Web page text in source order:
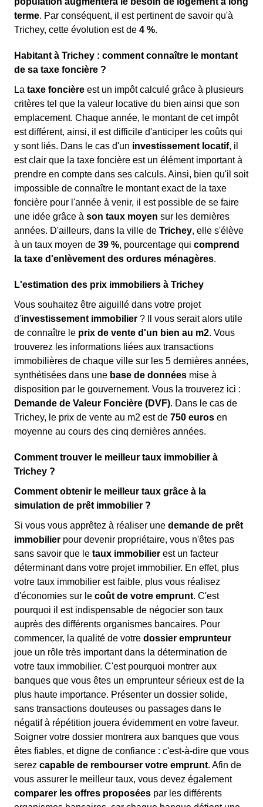
terme. Par conséquent, il est pertinent de savoir qu'à
Trichey, cette évolution est de 4 %.
Habitant à Trichey : comment connaître le montant
de sa taxe foncière ?
La taxe foncière est un impôt calculé grâce à plusieurs
critères tel que la valeur locative du bien ainsi que son
emplacement. Chaque année, le montant de cet impôt
est différent, ainsi, il est difficile d'anticiper les coûts qui
y sont liés. Dans le cas d'un investissement locatif, il
est clair que la taxe foncière est un élément important à
prendre en compte dans ses calculs. Ainsi, bien qu'il soit
impossible de connaître le montant exact de la taxe
foncière pour l'année à venir, il est possible de se faire
une idée grâce à son taux moyen sur les dernières
années. D'ailleurs, dans la ville de Trichey, elle s'élève
à un taux moyen de 39 %, pourcentage qui comprend
la taxe d'enlèvement des ordures ménagères.
L'estimation des prix immobiliers à Trichey
Vous souhaitez être aiguillé dans votre projet
d'investissement immobilier ? Il vous serait alors utile
de connaître le prix de vente d'un bien au m2. Vous
trouverez les informations liées aux transactions
immobilières de chaque ville sur les 5 dernières années,
synthétisées dans une base de données mise à
disposition par le gouvernement. Vous la trouverez ici :
Demande de Valeur Foncière (DVF). Dans le cas de
Trichey, le prix de vente au m2 est de 750 euros en
moyenne au cours des cinq dernières années.
Comment trouver le meilleur taux immobilier à
Trichey ?
Comment obtenir le meilleur taux grâce à la
simulation de prêt immobilier ?
Si vous vous apprêtez à réaliser une demande de prêt
immobilier pour devenir propriétaire, vous n'êtes pas
sans savoir que le taux immobilier est un facteur
déterminant dans votre projet immobilier. En effet, plus
votre taux immobilier est faible, plus vous réalisez
d'économies sur le coût de votre emprunt. C'est
pourquoi il est indispensable de négocier son taux
auprès des différents organismes bancaires. Pour
commencer, la qualité de votre dossier emprunteur
joue un rôle très important dans la détermination de
votre taux immobilier. C'est pourquoi montrer aux
banques que vous êtes un emprunteur sérieux est de la
plus haute importance. Présenter un dossier solide,
sans transactions douteuses ou passages dans le
négatif à répétition jouera évidemment en votre faveur.
Soigner votre dossier montrera aux banques que vous
êtes fiables, et digne de confiance : c'est-à-dire que vous
serez capable de rembourser votre emprunt. Afin de
vous assurer le meilleur taux, vous devez également
comparer les offres proposées par les différents